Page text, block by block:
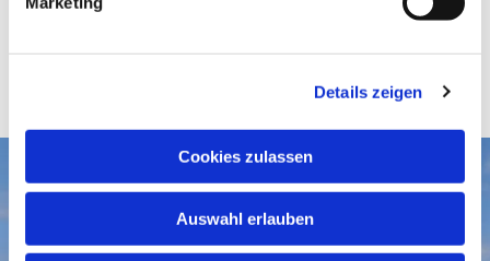
Details zeigen
Cookies zulassen
Auswahl erlauben
Aktuelles
Gottesdienste
Gemeindegruß-Archiv